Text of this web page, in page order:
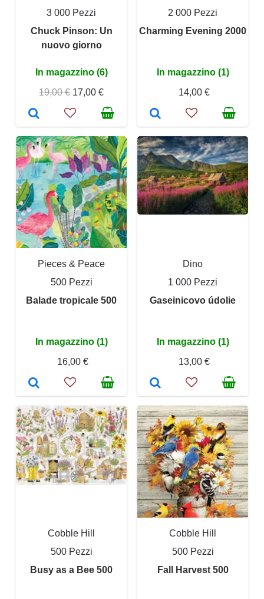
3 000 Pezzi
Chuck Pinson: Un
nuovo giorno
In magazzino (6)
19,00 € 17,00 €
2 000 Pezzi
Charming Evening 2000
In magazzino (1)
14,00 €
Pieces & Peace
500 Pezzi
Balade tropicale 500
In magazzino (1)
16,00 €
Dino
1 000 Pezzi
Gaseinicovo údolie
In magazzino (1)
13,00 €
Cobble Hill
500 Pezzi
Busy as a Bee 500
Cobble Hill
500 Pezzi
Fall Harvest 500